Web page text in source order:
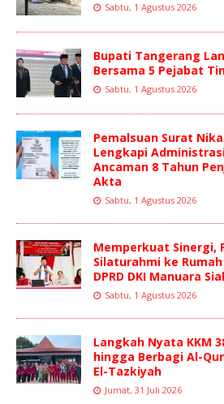
Sabtu, 1 Agustus 2026
Bupati Tangerang
Bersama 5 Pejabat
Sabtu, 1 Agustus 2026
Pemalsuan Surat
Lengkapi
Ancaman 8 Tahun
Akta
Sabtu, 1 Agustus 2026
Memperkuat Sinergi,
Silaturahmi ke
DPRD DKI Manuara
Sabtu, 1 Agustus 2026
Langkah Nyata KKM
hingga Berbagi Al-
El-Tazkiyah
Jumat, 31 Juli 2026